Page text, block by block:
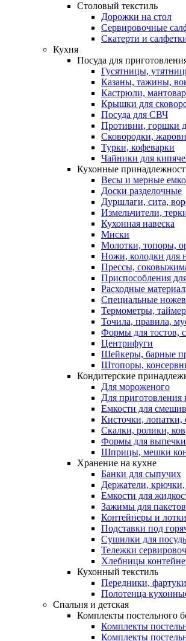
Столовый текстиль
Дорожки на стол
Сервировочные
Скатерти и
Кухня
Посуда для
Гусятницы,
Казаны, тажины,
Кастрюли,
Крышки для
Посуда для СВЧ
Противни, горшки
Сковородки,
Турки, кофеварки
Чайники для
Кухонные
Весы и мерные
Доски разделочные
Дуршлаги, сита,
Измельчители,
Кухонная навеска
Миски
Молотки, топоры,
Ножи, колодки для
Прессы,
Приспособления
Расходные
Специальные
Термометры,
Точила, правила,
Формы для тостов,
Центрифуги
Шейкеры, барные
Штопоры,
Кондитерские
Для мороженого
Для приготовления
Емкости для
Кисточки, лопатки,
Скалки, ролики,
Формы для выпечки
Шприцы, мешки
Хранение на кухне
Банки для сыпучих
Держатели,
Емкости для
Зажимы для пакетов
Контейнеры и
Подставки под
Сушилки для
Тележки
Хлебницы
Кухонный текстиль
Передники,
Полотенца
Спальня и детская
Комплекты постельного
Комплекты
Комплекты